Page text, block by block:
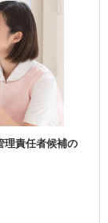
理責任者候補の